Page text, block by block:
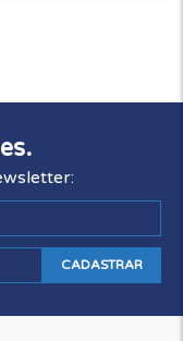
CADASTRAR